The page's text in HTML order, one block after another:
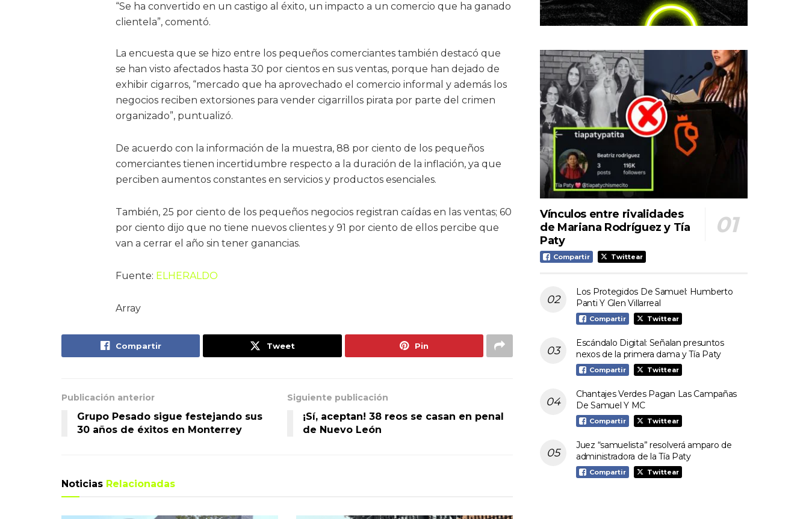
“Se ha convertido en un castigo al éxito, un impacto a un comercio que ha ganado
clientela”, comentó.
La encuesta que se hizo entre los pequeños comerciantes también destacó que
se han visto afectados hasta 30 por cientos en sus ventas, porque han dejado de
exhibir cigarros, “mercado que ha aprovechado el comercio informal y además los
negocios reciben extorsiones para vender cigarrillos pirata por parte del crimen
organizado”, puntualizó.
De acuerdo con la información de la muestra, 88 por ciento de los pequeños
comerciantes tienen incertidumbre respecto a la duración de la inflación, ya que
perciben aumentos constantes en servicios y productos esenciales.
También, 25 por ciento de los pequeños negocios registran caídas en las ventas; 60
por ciento dijo que no tiene nuevos clientes y 91 por ciento de ellos percibe que
van a cerrar el año sin tener ganancias.
Fuente: ELHERALDO
Array
Compartir Tweet Pin
Publicación anterior
Grupo Pesado sigue festejando sus
30 años de éxitos en Monterrey
Siguiente publicación
¡Sí, aceptan! 38 reos se casan en penal
de Nuevo León
Noticias Relacionadas
Vínculos entre rivalidades
de Mariana Rodríguez y Tía
Paty
Compartir Twittear
Los Protegidos De Samuel: Humberto
Panti Y Glen Villarreal
Compartir Twittear
Escándalo Digital: Señalan presuntos
nexos de la primera dama y Tía Paty
Compartir Twittear
Chantajes Verdes Pagan Las Campañas
De Samuel Y MC
Compartir Twittear
Juez “samuelista” resolverá amparo de
administradora de la Tía Paty
Compartir Twittear